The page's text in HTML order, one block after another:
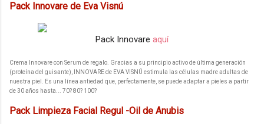
Pack Innovare de Eva Visnú
Pack Innovare aquí
Crema Innovare con Serum de regalo. Gracias a su principio activo de última generación
(proteína del guisante), INNOVARE de EVA VISNÚ estimula las células madre adultas de
nuestra piel. Es una línea antiedad que, perfectamente, se puede adaptar a pieles a partir
de 30 años hasta... 70? 80? 100?
Pack Limpieza Facial Regul -Oil de Anubis